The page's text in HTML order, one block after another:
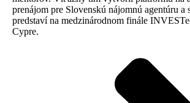
prenájom pre Slovenskú nájomnú agentúru a
predstaví na medzinárodnom finále
Cypre.